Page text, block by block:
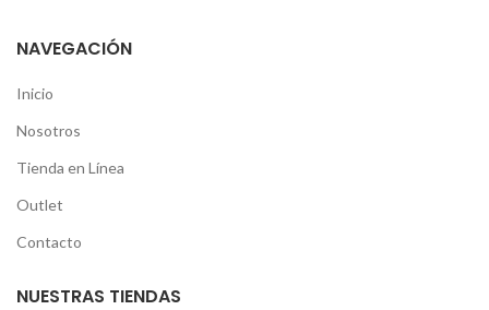
NAVEGACIÓN
Inicio
Nosotros
Tienda en Línea
Outlet
Contacto
NUESTRAS TIENDAS